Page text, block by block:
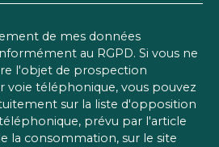
de mes données
au RGPD. Si vous ne
l'objet de prospection
voie téléphonique, vous pouvez
sur la liste d'opposition
prévu par l'article
la consommation, sur le site